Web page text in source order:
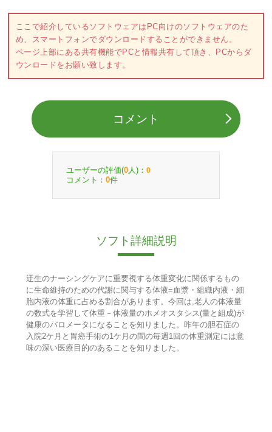
ここで紹介しているソフトウェアはPC向けのソフトウェアのた
め、スマートフォンでダウンロードすることができません。
ページ上部にある共有機能でPCと情報共有して頂き、PCからダ
ウンロードをお願い致します。
コメント
ユーザーの評価(0 人)： 0
コメント： 0件
ソフト詳細説明
迂生のナーシングケアに重要視する体重変化に関係するもの
に生命維持のための代謝に関与する体液=血漿・組織内液・細
胞内液の体重に占める割合があります。今回は,老人の体液量
の数式を学習して体重－体液量のホメオスタシス(量と組成)が
健康のバロメータになることを知りました。昨年の胆石症の
入院2ケ月と胃癌手術の1ケ月の間の毎週1回の体重測定には意
味の深い医療目的のあることを知りました。